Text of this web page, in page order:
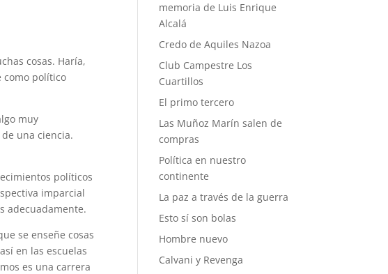
cosas. Haría,
como político
muy
una ciencia.
políticos
imparcial
adecuadamente.
se enseñe cosas
en las escuelas
es una carrera
memoria de Luis Enrique
Alcalá
Credo de Aquiles Nazoa
Club Campestre Los
Cuartillos
El primo tercero
Las Muñoz Marín salen de
compras
Política en nuestro
continente
La paz a través de la guerra
Esto sí son bolas
Hombre nuevo
Calvani y Revenga